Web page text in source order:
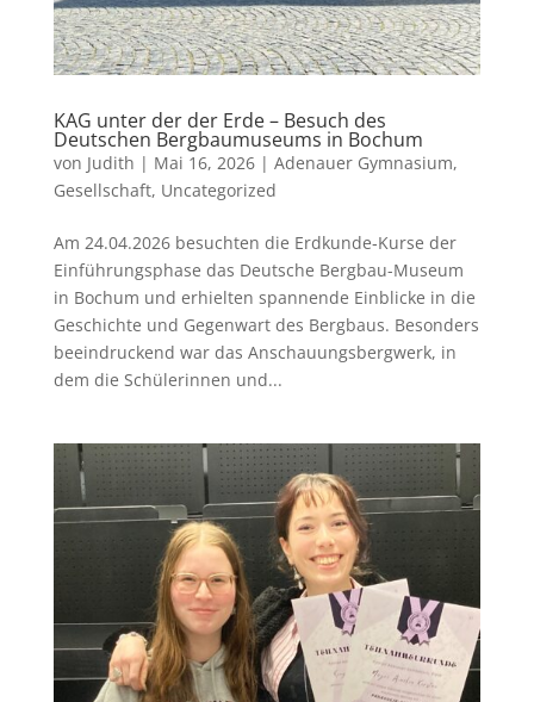
KAG unter der der Erde – Besuch des
Deutschen Bergbaumuseums in Bochum
von Judith | Mai 16, 2026| Adenauer Gymnasium,
Gesellschaft, Uncategorized
Am 24.04.2026 besuchten die Erdkunde‑Kurse der
Einführungsphase das Deutsche Bergbau-Museum
in Bochum und erhielten spannende Einblicke in die
Geschichte und Gegenwart des Bergbaus. Besonders
beeindruckend war das Anschauungsbergwerk, in
dem die Schülerinnen und...